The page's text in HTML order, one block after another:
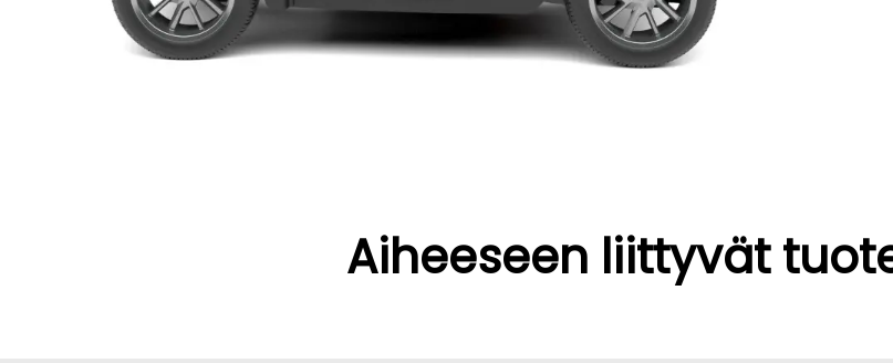
Aiheeseen liittyvät